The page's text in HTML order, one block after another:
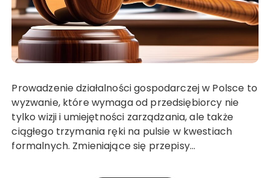
Prowadzenie działalności gospodarczej w Polsce to
wyzwanie, które wymaga od przedsiębiorcy nie
tylko wizji i umiejętności zarządzania, ale także
ciągłego trzymania ręki na pulsie w kwestiach
formalnych. Zmieniające się przepisy…